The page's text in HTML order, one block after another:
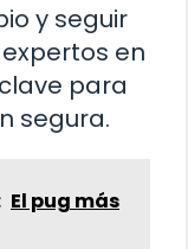
y seguir
en
para
segura.
El pug más